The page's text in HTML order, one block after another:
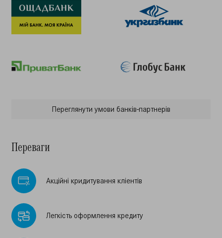
Переглянути умови банкiв-партнерiв
Переваги
Акцiйнi кридитування клiентiв
Легкiсть оформлення кредиту